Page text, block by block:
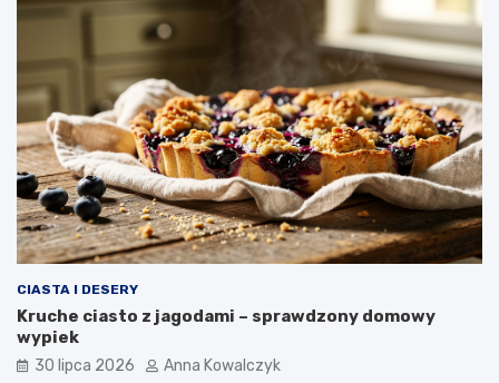
CIASTA I DESERY
Kruche ciasto z jagodami – sprawdzony domowy
wypiek
30 lipca 2026 Anna Kowalczyk